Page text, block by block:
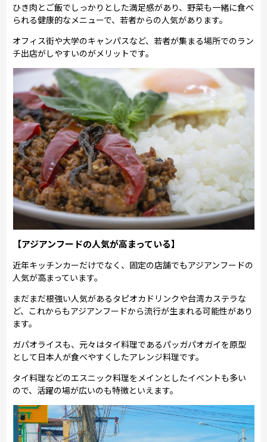
ひき肉とご飯でしっかりとした満足感があり、野菜も一緒に食べ
られる健康的なメニューで、若者からの人気があります。
オフィス街や大学のキャンパスなど、若者が集まる場所でのラン
チ出店がしやすいのがメリットです。
【アジアンフードの人気が高まっている】
近年キッチンカーだけでなく、固定の店舗でもアジアンフードの
人気が高まっています。
まだまだ根強い人気があるタピオカドリンクや台湾カステラな
ど、これからもアジアンフードから流行が生まれる可能性があり
ます。
ガパオライスも、元々はタイ料理であるパッガパオガイを原型
として日本人が食べやすくしたアレンジ料理です。
タイ料理などのエスニック料理をメインとしたイベントも多い
ので、活躍の場が広いのも特徴といえます。